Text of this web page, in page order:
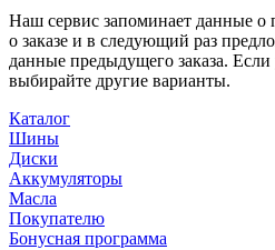
Наш сервис запоминает данные о
о заказе и в следующий раз
данные предыдущего заказа. Если
выбирайте другие варианты.
Каталог
Шины
Диски
Аккумуляторы
Масла
Покупателю
Бонусная программа